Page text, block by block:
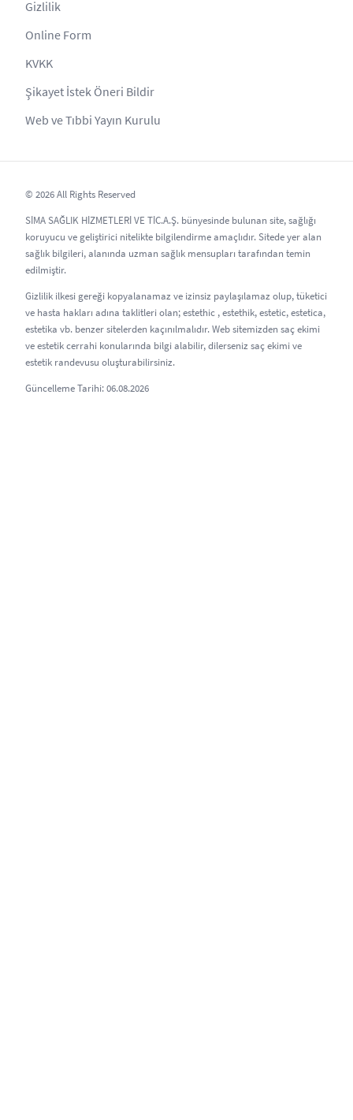
Gizlilik
Online Form
KVKK
Şikayet İstek Öneri Bildir
Web ve Tıbbi Yayın Kurulu
© 2026 All Rights Reserved
SİMA SAĞLIK HİZMETLERİ VE TİC.A.Ş. bünyesinde bulunan site, sağlığı
koruyucu ve geliştirici nitelikte bilgilendirme amaçlıdır. Sitede yer alan
sağlık bilgileri, alanında uzman sağlık mensupları tarafından temin
edilmiştir.
Gizlilik ilkesi gereği kopyalanamaz ve izinsiz paylaşılamaz olup, tüketici
ve hasta hakları adına taklitleri olan; estethic , estethik, estetic, estetica,
estetika vb. benzer sitelerden kaçınılmalıdır. Web sitemizden saç ekimi
ve estetik cerrahi konularında bilgi alabilir, dilerseniz saç ekimi ve
estetik randevusu oluşturabilirsiniz.
Güncelleme Tarihi: 06.08.2026